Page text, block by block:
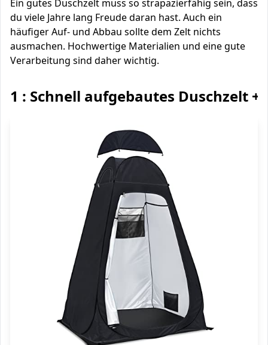
Ein gutes Duschzelt muss so strapazierfähig sein, dass
du viele Jahre lang Freude daran hast. Auch ein
häufiger Auf- und Abbau sollte dem Zelt nichts
ausmachen. Hochwertige Materialien und eine gute
Verarbeitung sind daher wichtig.
1 : Schnell aufgebautes Duschzelt +